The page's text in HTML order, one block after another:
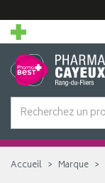
Accueil Marque